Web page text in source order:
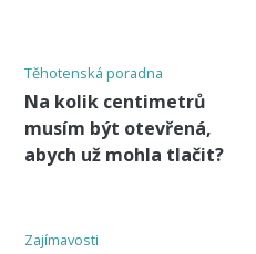
Těhotenská poradna
Na kolik centimetrů
musím být otevřená,
abych už mohla tlačit?
Zajímavosti